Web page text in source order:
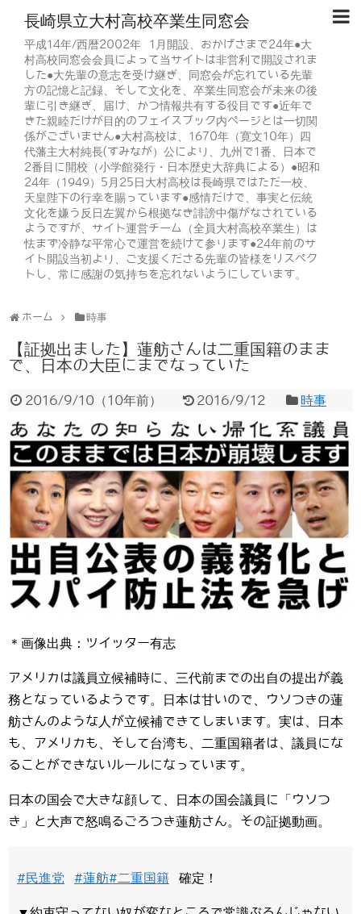
長崎県立大村高校卒業生同窓会
平成14年/西暦2002年 1月開設、おかげさまで24年●大
村高校同窓会会員によって当サイトは非営利で開設されま
した●大先輩の意志を受け継ぎ、同窓会が忘れている先輩
方の記憶と記録、そして文化を、卒業生同窓会が未来の後
輩に引き継ぎ、届け、かつ情報共有する役目です●近年で
きた親睦だけが目的のフェイスブック内ページとは一切関
係がございません●大村高校は、1670年（寛文10年）四
代藩主大村純長(すみなが）公により、九州で1番、日本で
2番目に開校（小学館発行・日本歴史大辞典による）●昭和
24年（1949）5月25日大村高校は長崎県ではただ一校、
天皇陛下の行幸を賜っています●感情だけで、事実と伝統
文化を嫌う反日左翼から根拠なき誹謗中傷がなされている
ようですが、サイト運営チーム（全員大村高校卒業生）は
怯まず冷静な平常心で運営を続けて参ります●24年前のサ
イト開設当初より、ご支援くださる先輩の皆様をリスペク
トし、常に感謝の気持ちを忘れないようにしています。
ホーム 時事
【証拠出ました】蓮舫さんは二重国籍のまま
で、日本の大臣にまでなっていた
2016/9/10（10年前） 2016/9/12 時事
＊画像出典：ツイッター有志
アメリカは議員立候補時に、三代前までの出自の提出が義
務となっているようです。日本は甘いので、ウソつきの蓮
舫さんのような人が立候補できてしまいます。実は、日本
も、アメリカも、そして台湾も、二重国籍者は、議員にな
ることができないルールになっています。
日本の国会で大きな顔して、日本の国会議員に「ウソつ
き」と大声で怒鳴るごろつき蓮舫さん。その証拠動画。
#民進党 #蓮舫#二重国籍 確定！